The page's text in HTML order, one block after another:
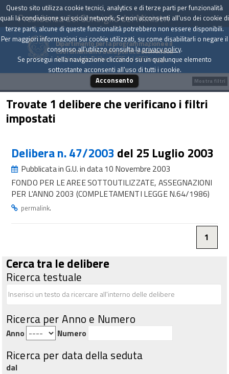
Presidenza del Consiglio dei Ministri
Dipartimento per la programmazione e il
coordinamento della politica economica
Archivio delle Delibere CIPE dal 1967 a oggi
Trovate 1 delibere che verificano i filtri
impostati
Delibera n. 47/2003 del 25 Luglio 2003
Pubblicata in G.U. in data 10 Novembre 2003
FONDO PER LE AREE SOTTOUTILIZZATE, ASSEGNAZIONI
PER L'ANNO 2003 (COMPLETAMENTI LEGGE N.64/1986)
permalink.
1
Cerca tra le delibere
Ricerca testuale
Ricerca per Anno e Numero
Anno Numero
Ricerca per data della seduta
dal
Mostra filtri
Questo sito utilizza cookie tecnici, analytics e di terze parti per funzionalità
quali la condivisione sui social network. Se non acconsenti all'uso dei cookie di
terze parti, alcune di queste funzionalità potrebbero non essere disponibili.
Per maggiori informazioni sui cookie utilizzati, su come disabilitarli o negare il
consenso all'utilizzo consulta laprivacy policy.
Se prosegui nella navigazione cliccando su un qualunque elemento
sottostante acconsenti all'uso di tutti i cookie.
Acconsento